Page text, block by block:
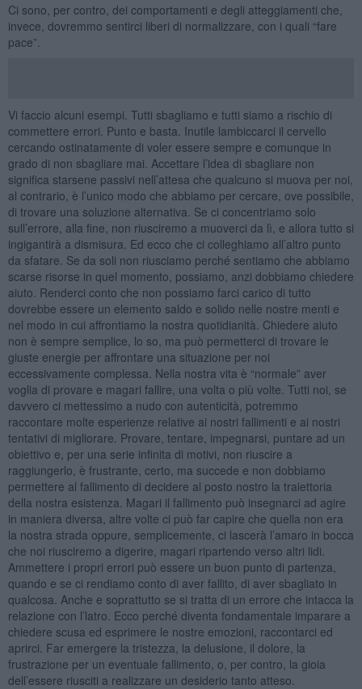
Ci sono, per contro, dei comportamenti e degli atteggiamenti che,
invece, dovremmo sentirci liberi di normalizzare, con i quali “fare
pace”.
Vi faccio alcuni esempi. Tutti sbagliamo e tutti siamo a rischio di
commettere errori. Punto e basta. Inutile lambiccarci il cervello
cercando ostinatamente di voler essere sempre e comunque in
grado di non sbagliare mai. Accettare l’idea di sbagliare non
significa starsene passivi nell’attesa che qualcuno si muova per noi,
al contrario, è l’unico modo che abbiamo per cercare, ove possibile,
di trovare una soluzione alternativa. Se ci concentriamo solo
sull’errore, alla fine, non riusciremo a muoverci da lì, e allora tutto si
ingigantirà a dismisura. Ed ecco che ci colleghiamo all’altro punto
da sfatare. Se da soli non riusciamo perché sentiamo che abbiamo
scarse risorse in quel momento, possiamo, anzi dobbiamo chiedere
aiuto. Renderci conto che non possiamo farci carico di tutto
dovrebbe essere un elemento saldo e solido nelle nostre menti e
nel modo in cui affrontiamo la nostra quotidianità. Chiedere aiuto
non è sempre semplice, lo so, ma può permetterci di trovare le
giuste energie per affrontare una situazione per noi
eccessivamente complessa. Nella nostra vita è “normale” aver
voglia di provare e magari fallire, una volta o più volte. Tutti noi, se
davvero ci mettessimo a nudo con autenticità, potremmo
raccontare molte esperienze relative ai nostri fallimenti e ai nostri
tentativi di migliorare. Provare, tentare, impegnarsi, puntare ad un
obiettivo e, per una serie infinita di motivi, non riuscire a
raggiungerlo, è frustrante, certo, ma succede e non dobbiamo
permettere al fallimento di decidere al posto nostro la traiettoria
della nostra esistenza. Magari il fallimento può insegnarci ad agire
in maniera diversa, altre volte ci può far capire che quella non era
la nostra strada oppure, semplicemente, ci lascerà l’amaro in bocca
che noi riusciremo a digerire, magari ripartendo verso altri lidi.
Ammettere i propri errori può essere un buon punto di partenza,
quando e se ci rendiamo conto di aver fallito, di aver sbagliato in
qualcosa. Anche e soprattutto se si tratta di un errore che intacca la
relazione con l’latro. Ecco perché diventa fondamentale imparare a
chiedere scusa ed esprimere le nostre emozioni, raccontarci ed
aprirci. Far emergere la tristezza, la delusione, il dolore, la
frustrazione per un eventuale fallimento, o, per contro, la gioia
dell’essere riusciti a realizzare un desiderio tanto atteso.